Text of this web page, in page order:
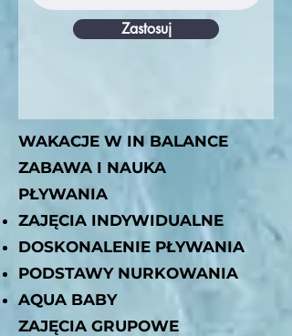
Zastosuj
WAKACJE W IN BALANCE
ZABAWA I NAUKA
PŁYWANIA
ZAJĘCIA INDYWIDUALNE
DOSKONALENIE PŁYWANIA
PODSTAWY NURKOWANIA
AQUA BABY
ZAJĘCIA GRUPOWE